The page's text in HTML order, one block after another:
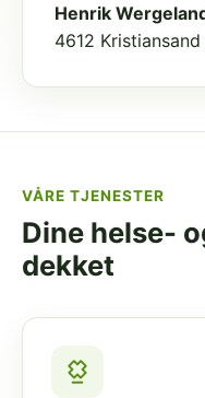
Henrik
4612 Kristiansand
VÅRE TJENESTER
Dine helse-
dekket